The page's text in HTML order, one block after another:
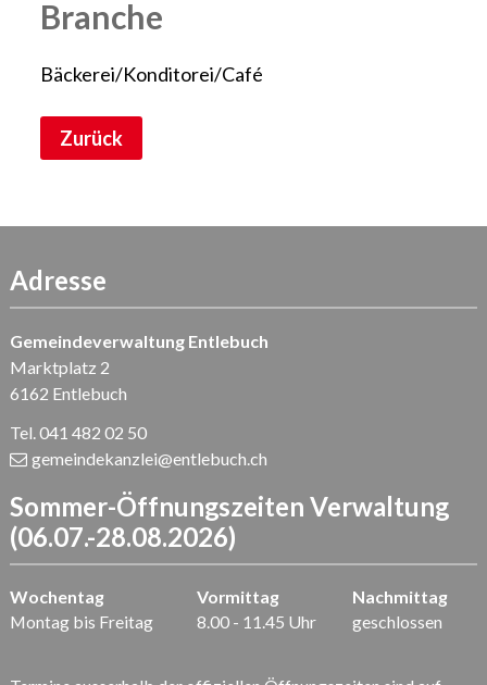
Branche
Bäckerei/Konditorei/Café
Zurück
Adresse
Gemeindeverwaltung Entlebuch
Marktplatz 2
6162 Entlebuch
Tel. 041 482 02 50
gemeindekanzlei@entlebuch.ch
Sommer-Öffnungszeiten Verwaltung
(06.07.-28.08.2026)
Wochentag Vormittag
Nachmittag
Montag bis Freitag
8.00 - 11.45 Uhr geschlossen